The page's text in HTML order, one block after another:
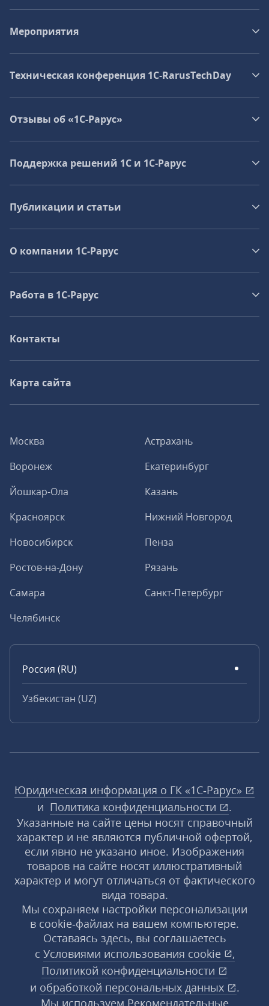
Москва
Астрахань
Воронеж
Екатеринбург
Йошкар-Ола
Казань
Красноярск
Нижний Новгород
Новосибирск
Пенза
Ростов-на-Дону
Рязань
Самара
Санкт-Петербург
Челябинск
Россия (RU)
Узбекистан (UZ)
Мероприятия
Техническая конференция 1C‑RarusTechDay
Отзывы об «1С-Рарус»
Поддержка решений 1С и 1С‑Рарус
Публикации и статьи
О компании 1C-Рарус
Работа в 1С‑Рарус
Контакты
Карта сайта
Юридическая информация о ГК «1С‑Рарус»
и Политика конфиденциальности
.
Указанные на сайте цены носят справочный
характер и не являются публичной офертой,
если явно не указано иное. Изображения
товаров на сайте носят иллюстративный
характер и могут отличаться от фактического
вида товара.
Мы сохраняем настройки персонализации
в cookie‑файлах на вашем компьютере.
Оставаясь здесь, вы соглашаетесь
с Условиями использования cookie
,
Политикой конфиденциальности
и обработкой персональных данных
.
Мы используем Рекомендательные